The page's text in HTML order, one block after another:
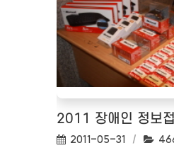
작성일:
2011-05-31 조